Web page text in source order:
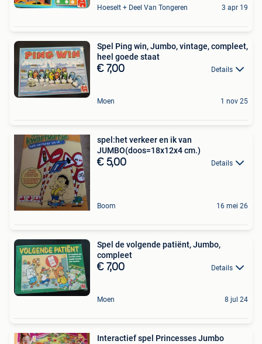
Hoeselt + Deel Van Tongeren 3 apr 19
Spel Ping win, Jumbo, vintage, compleet,
heel goede staat
€ 7,00 Details
Moen 1 nov 25
spel:het verkeer en ik van
JUMBO(doos=18x12x4 cm.)
€ 5,00 Details
Boom 16 mei 26
Spel de volgende patiënt, Jumbo,
compleet
€ 7,00 Details
Moen 8 jul 24
Interactief spel Princesses Jumbo